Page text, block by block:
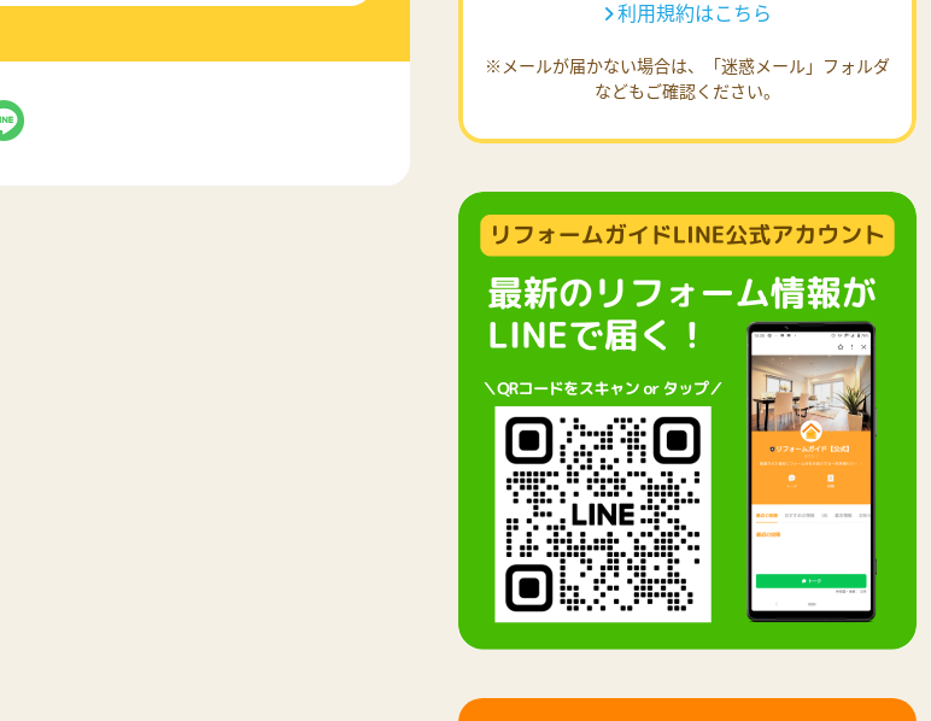
利用規約はこちら
※メールが届かない場合は、「迷惑メール」フォルダ
などもご確認ください。